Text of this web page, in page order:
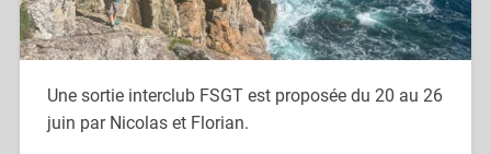
Une sortie interclub FSGT est proposée du 20 au 26
juin par Nicolas et Florian.